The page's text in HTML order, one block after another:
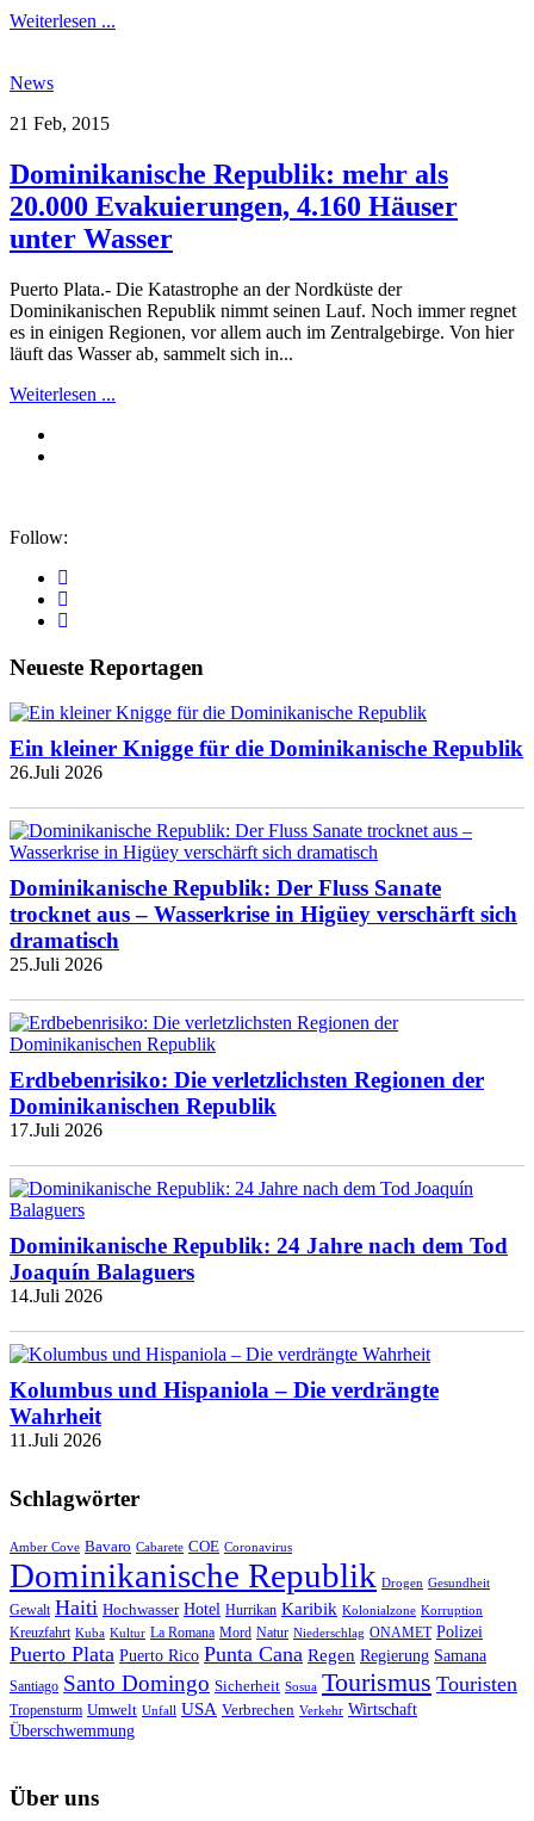
Weiterlesen ...
News
21 Feb, 2015
Dominikanische Republik: mehr als
20.000 Evakuierungen, 4.160 Häuser
unter Wasser
Puerto Plata.- Die Katastrophe an der Nordküste der
Dominikanischen Republik nimmt seinen Lauf. Noch immer regnet
es in einigen Regionen, vor allem auch im Zentralgebirge. Von hier
läuft das Wasser ab, sammelt sich in...
Weiterlesen ...
Follow:
Neueste Reportagen
Ein kleiner Knigge für die Dominikanische Republik
26.Juli 2026
Dominikanische Republik: Der Fluss Sanate
trocknet aus – Wasserkrise in Higüey verschärft sich
dramatisch
25.Juli 2026
Erdbebenrisiko: Die verletzlichsten Regionen der
Dominikanischen Republik
17.Juli 2026
Dominikanische Republik: 24 Jahre nach dem Tod
Joaquín Balaguers
14.Juli 2026
Kolumbus und Hispaniola – Die verdrängte
Wahrheit
11.Juli 2026
Schlagwörter
Amber Cove Bavaro Cabarete COE Coronavirus
Dominikanische Republik Drogen Gesundheit
Gewalt Haiti Hochwasser Hotel Hurrikan Karibik Kolonialzone Korruption
Kreuzfahrt Kuba Kultur La Romana Mord Natur Niederschlag ONAMET Polizei
Puerto Plata Puerto Rico Punta Cana Regen Regierung Samana
Santiago Santo Domingo Sicherheit Sosua Tourismus Touristen
Tropensturm Umwelt Unfall USA Verbrechen Verkehr Wirtschaft
Überschwemmung
Über uns